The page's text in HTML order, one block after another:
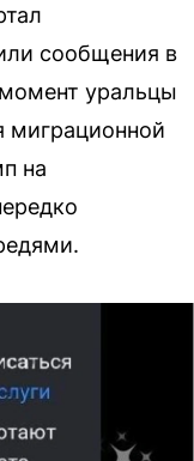
сообщения в
уральцы
миграционной
на